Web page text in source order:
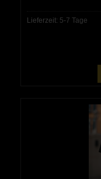
Lieferzeit: 5-7 Tage